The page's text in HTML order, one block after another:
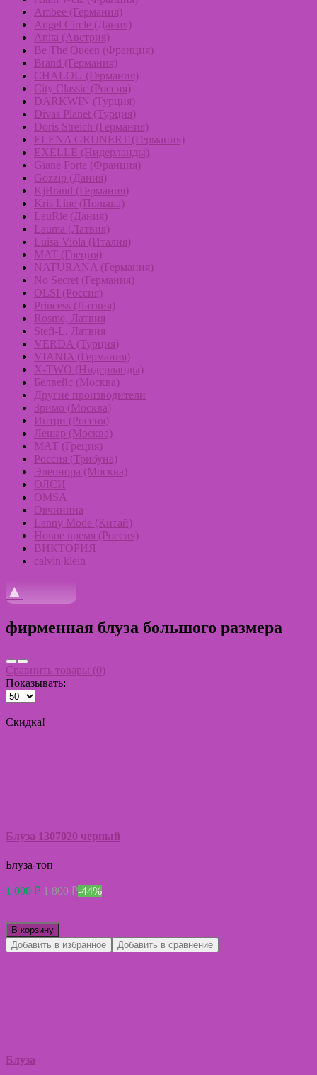
Ambee (Германия)
Angel Circle (Дания)
Anita (Австрия)
Be The Queen (Франция)
Brand (Германия)
CHALOU (Германия)
City Classic (Россия)
DARKWIN (Турция)
Divas Planet (Турция)
Doris Streich (Германия)
ELENA GRUNERT (Германия)
EXELLE (Нидерланды)
Giane Forte (Франция)
Gozzip (Дания)
KjBrand (Германия)
Kris Line (Польша)
LauRie (Дания)
Lauma (Латвия)
Luisa Viola (Италия)
MAT (Греция)
NATURANA (Германия)
No Secret (Германия)
OLSI (Россия)
Princess (Латвия)
Rosme, Латвия
Stefi-L, Латвия
VERDA (Турция)
VIANIA (Германия)
X-TWO (Нидерланды)
Белвейс (Москва)
Другие производители
Зримо (Москва)
Интри (Россия)
Лешар (Москва)
МАТ (Греция)
Россия (Трибуна)
Элеонора (Москва)
ОЛСИ
OMSA
Овчинина
Lanny Mode (Китай)
Новое время (Россия)
ВИКТОРИЯ
calvin klein
▲
фирменная блуза большого размера
Сравнить товары (0)
Показывать:
Скидка!
Блуза 1307020 черный
Блуза-топ
1 000 ₽ 1 800 ₽-44%
В корзину
Добавить в избранное
Добавить в сравнение
Блуза